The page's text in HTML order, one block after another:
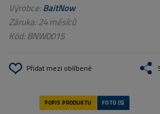
Výrobce:BaitNow
Záruka: 24 měsíců
Kód:BNW0015
Přidat mezi oblíbené